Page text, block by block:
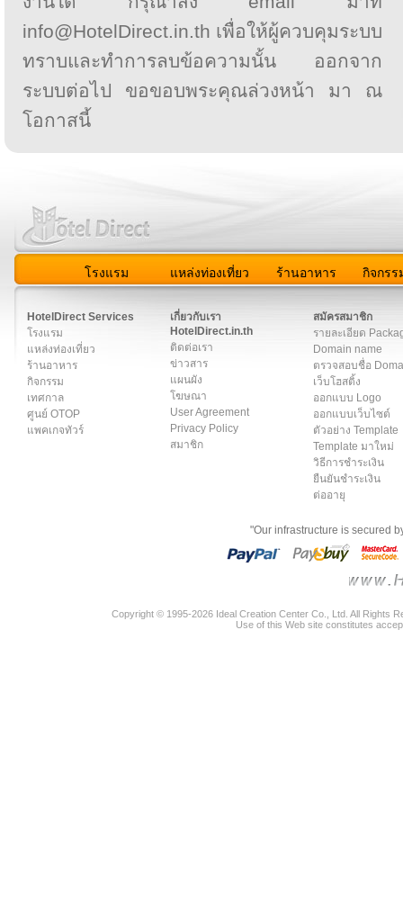
info@HotelDirect.in.th เพื่อให้ผู้ควบคุมระบบ
ทราบและทำการลบข้อความนั้น ออกจาก
ระบบต่อไป ขอขอบพระคุณล่วงหน้า มา ณ
โอกาสนี้
โรงแรม แหล่งท่องเที่ยว ร้านอาหาร กิจกรร
HotelDirect Services
โรงแรม
แหล่งท่องเที่ยว
ร้านอาหาร
กิจกรรม
เทศกาล
ศูนย์ OTOP
แพคเกจทัวร์
เกี่ยวกับเรา
HotelDirect.in.th
ติดต่อเรา
ข่าวสาร
แผนผัง
โฆษณา
User Agreement
Privacy Policy
สมาชิก
สมัครสมาชิก
รายละเอียด
Domain name
ตรวจสอบชื่อ
เว็บโฮสติ้ง
ออกแบบ Logo
ออกแบบเว็บไซต์
ตัวอย่าง Template
Template มาใหม่
วิธีการชำระเงิน
ยืนยันชำระเงิน
ต่ออายุ
"Our infrastructure is secured
Copyright © 1995-2026 Ideal Creation Center Co., Ltd. All Rights
Use of this Web site constitutes